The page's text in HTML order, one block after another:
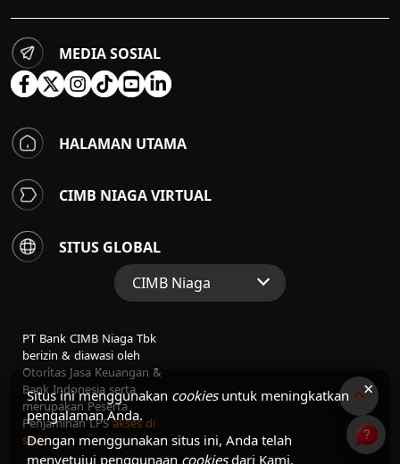
×
Situs ini menggunakan cookiesuntuk meningkatkan
pengalaman Anda.
Dengan menggunakan situs ini, Anda telah
menyetujui penggunaan cookiesdari Kami.
MEDIA SOSIAL
HALAMAN UTAMA
CIMB NIAGA VIRTUAL
SITUS GLOBAL
CIMB Niaga
Perbankan Konsumen
Perbankan Syariah
PT Bank CIMB Niaga Tbk
berizin & diawasi oleh
Otoritas Jasa Keuangan &
Bank Indonesia serta
merupakan Peserta
Penjaminan LPSakses di
sini